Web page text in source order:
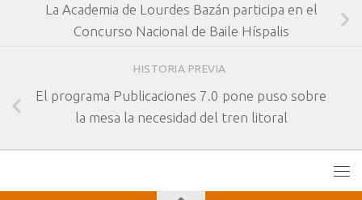
La Academia de Lourdes Bazán participa en el
Concurso Nacional de Baile Híspalis
HISTORIA PREVIA
El programa Publicaciones 7.0 pone puso sobre
la mesa la necesidad del tren litoral